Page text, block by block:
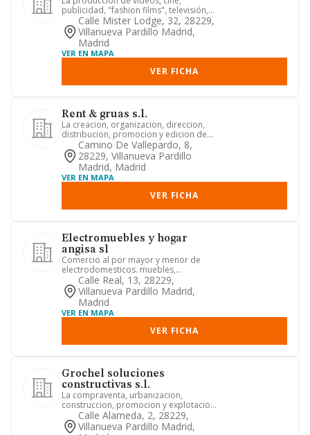
publicidad, "fashion films", televisión,
imágenes, sonidos, eventos ...
Calle Mister Lodge, 32, 28229,
Villanueva Pardillo Madrid,
Madrid
VER EN MAPA
VER FICHA
Rent & gruas s.l.
La creacion, organizacion, direccion,
distribucion, promocion y edicion de
cualquier tipo de obras,...
Camino De Vallepardo, 8,
28229, Villanueva Pardillo
Madrid, Madrid
VER EN MAPA
VER FICHA
Electromuebles y hogar
angisa sl
Comercio al por mayor y menor de
electrodomesticos. muebles,
colchones, menaje y objetos de
decorac...
Calle Real, 13, 28229,
Villanueva Pardillo Madrid,
Madrid
VER EN MAPA
VER FICHA
Grochel soluciones
constructivas s.l.
La compraventa, urbanizacion,
construccion, promocion y explotacion
en arriendo en cualquier forma,...
Calle Alameda, 2, 28229,
Villanueva Pardillo Madrid,